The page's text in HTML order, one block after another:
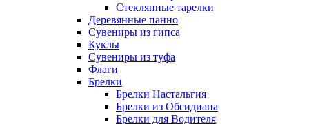
Стеклянные тарелки
Деревянные панно
Сувениры из гипса
Куклы
Сувениры из туфа
Флаги
Брелки
Брелки Настальгия
Брелки из Обсидиана
Брелки для Водителя